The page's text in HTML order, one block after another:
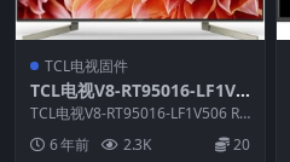
TCL电视固件
TCL电视V8-RT95016-LF1V5
06版本强刷电视固件包下载
TCL电视V8-RT95016-LF1V506 RO
6 年前 2.3K 20